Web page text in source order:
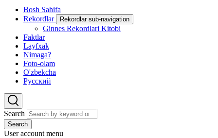
Bosh Sahifa
Rekordlar
Rekordlar sub-navigation
Ginnes Rekordlari Kitobi
Faktlar
Layfxak
Nimaga?
Foto-olam
O'zbekcha
Русский
Search
Search
User account menu